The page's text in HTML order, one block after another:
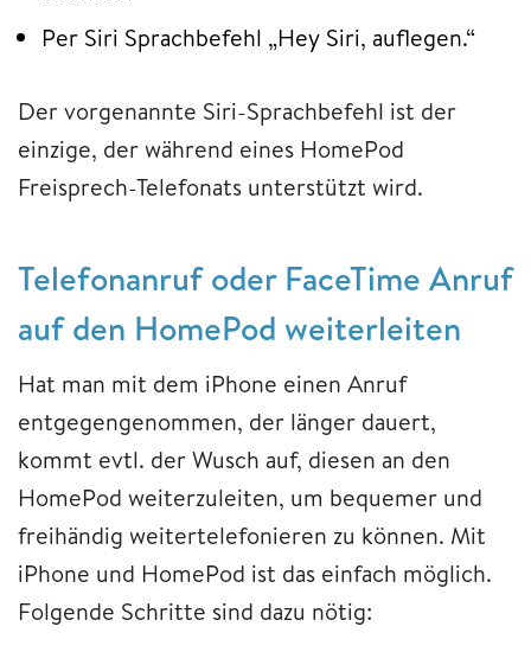
Per Siri Sprachbefehl „Hey Siri, auflegen.“
Der vorgenannte Siri-Sprachbefehl ist der
einzige, der während eines HomePod
Freisprech-Telefonats unterstützt wird.
Telefonanruf oder FaceTime Anruf
auf den HomePod weiterleiten
Hat man mit dem iPhone einen Anruf
entgegengenommen, der länger dauert,
kommt evtl. der Wusch auf, diesen an den
HomePod weiterzuleiten, um bequemer und
freihändig weitertelefonieren zu können. Mit
iPhone und HomePod ist das einfach möglich.
Folgende Schritte sind dazu nötig: